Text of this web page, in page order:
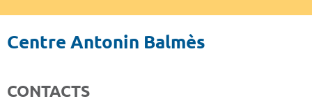
Centre Antonin Balmès
CONTACTS